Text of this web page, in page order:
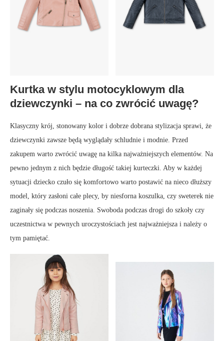
Kurtka w stylu motocyklowym dla
dziewczynki – na co zwrócić uwagę?
Klasyczny krój, stonowany kolor i dobrze dobrana stylizacja sprawi, że
dziewczynki zawsze będą wyglądały schludnie i modnie. Przed
zakupem warto zwrócić uwagę na kilka najważniejszych elementów. Na
pewno jednym z nich będzie długość takiej kurteczki. Aby w każdej
sytuacji dziecko czuło się komfortowo warto postawić na nieco dłuższy
model, który zasłoni całe plecy, by niesforna koszulka, czy sweterek nie
zaginały się podczas noszenia. Swoboda podczas drogi do szkoły czy
uczestnictwa w pewnych uroczystościach jest najważniejsza i należy o
tym pamiętać.